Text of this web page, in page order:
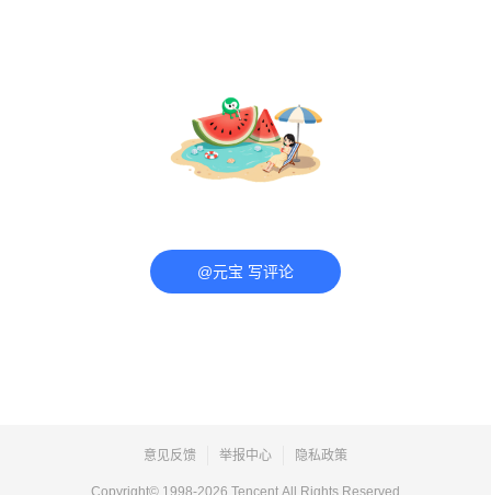
@元宝 写评论
意见反馈 举报中心 隐私政策
Copyright© 1998-2026 Tencent.All Rights Reserved